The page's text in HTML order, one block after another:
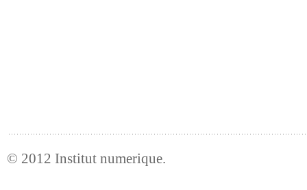
© 2012 Institut numerique.